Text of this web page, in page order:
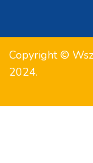
Copyright ©
2024.